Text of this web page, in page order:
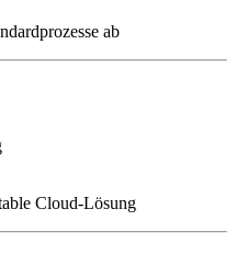
ab
Cloud-Lösung